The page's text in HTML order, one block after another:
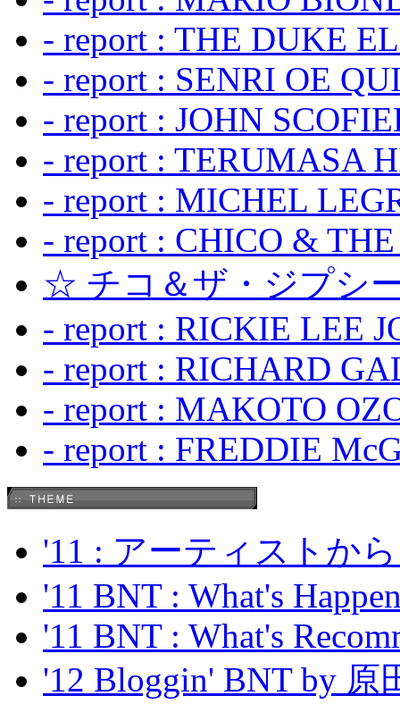
- report : THE DUKE
- report : SENRI OE
- report : JOHN
- report : TERUMASA
- report : MICHEL
- report : CHICO &
☆ チコ＆ザ・ジプシ
- report : RICKIE LEE
- report : RICHARD
- report : MAKOTO
- report : FREDDIE
'11 : アーティストか
'11 BNT : What's
'11 BNT : What's
'12 Bloggin' BNT by 原